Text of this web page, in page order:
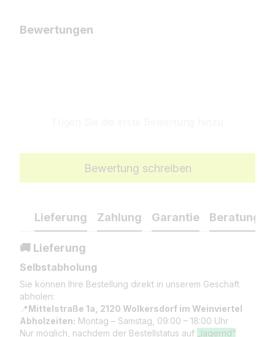
Bewertungen
Bewertung schreiben
Lieferung Zahlung Garantie Beratung
🚚 Lieferung
Selbstabholung
Sie können Ihre Bestellung direkt in unserem Geschäft
abholen:
📍Mittelstraße 1a, 2120 Wolkersdorf im Weinviertel
Abholzeiten: Montag – Samstag, 09:00 – 18:00 Uhr
Nur möglich, nachdem der Bestellstatus auf
„lagernd“